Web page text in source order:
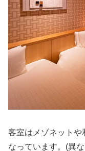
客室はメゾネットや
なっています。(異